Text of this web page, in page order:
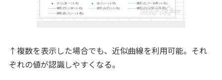
↑複数を表示した場合でも、近似曲線を利用可能。それ
ぞれの値が認識しやすくなる。